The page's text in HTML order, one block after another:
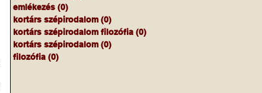
emlékezés (0)
kortárs szépirodalom (0)
kortárs szépirodalom filozófia (0)
kortárs szépirodalom (0)
filozófia (0)